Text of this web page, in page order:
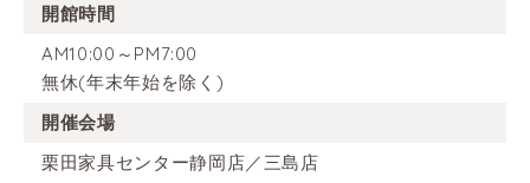
開館時間
AM10:00～PM7:00
無休(年末年始を除く)
開催会場
栗田家具センター静岡店／三島店